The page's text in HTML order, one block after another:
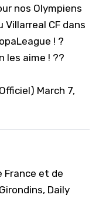
nos Olympiens
CF dans
! ?
les aime ! ??
March 7,
France et de
Daily